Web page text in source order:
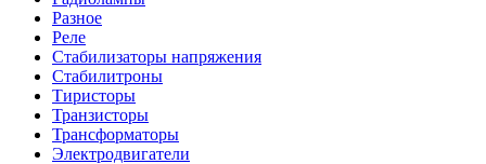
Разное
Реле
Стабилизаторы напряжения
Стабилитроны
Тиристоры
Транзисторы
Трансформаторы
Электродвигатели